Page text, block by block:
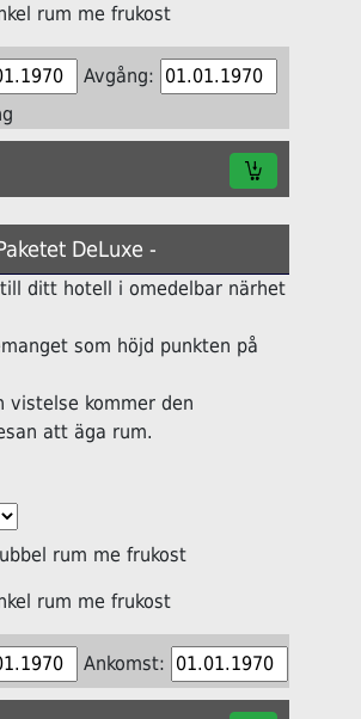
rum me frukost
Avgång:
DeLuxe -
ditt hotell i omedelbar närhet
som höjd punkten på
vistelse kommer den
att äga rum.
rum me frukost
rum me frukost
Ankomst: